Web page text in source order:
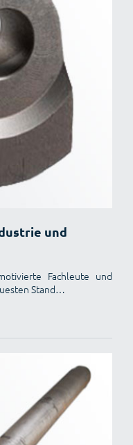
und
Fachleute und
Stand…